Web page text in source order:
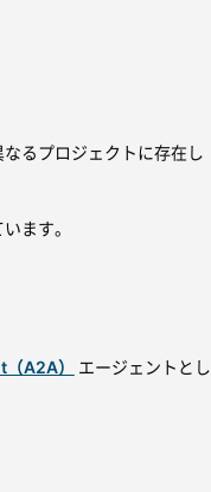
るプロジェクトに存在し
ます。
A2A）
エージェントとし